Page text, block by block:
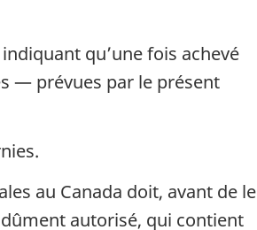
qu’une fois achevé
— prévues par le présent
au Canada doit, avant de le
autorisé, qui contient